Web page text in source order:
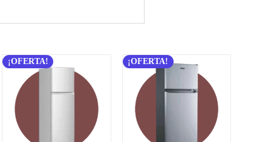
¡OFERTA! ¡OFERTA!